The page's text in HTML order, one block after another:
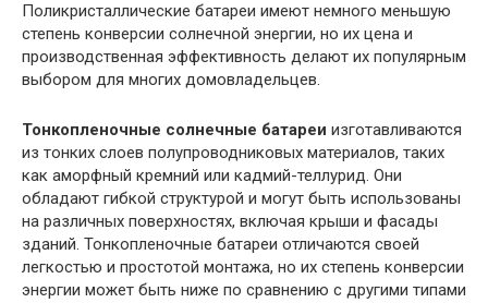
Поликристаллические батареи имеют немного меньшую
степень конверсии солнечной энергии, но их цена и
производственная эффективность делают их популярным
выбором для многих домовладельцев.
Тонкопленочные солнечные батареи изготавливаются
из тонких слоев полупроводниковых материалов, таких
как аморфный кремний или кадмий-теллурид. Они
обладают гибкой структурой и могут быть использованы
на различных поверхностях, включая крыши и фасады
зданий. Тонкопленочные батареи отличаются своей
легкостью и простотой монтажа, но их степень конверсии
энергии может быть ниже по сравнению с другими типами